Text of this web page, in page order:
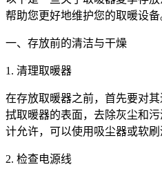
帮助您更好地维护您的取暖设备
一、存放前的清洁与干燥
1. 清理取暖器
在存放取暖器之前，首先要对
拭取暖器的表面，去除灰尘和
计允许，可以使用吸尘器或软刷
2. 检查电源线